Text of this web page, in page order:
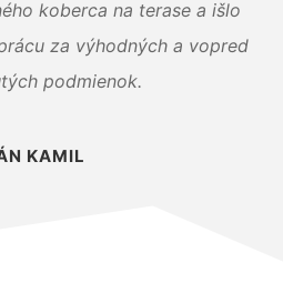
koberca na terase a išlo
za výhodných a vopred
podmienok.
KAMIL